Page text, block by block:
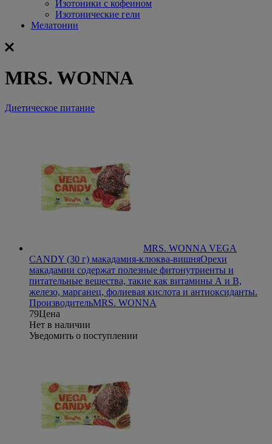
Изотоники с кофеином
Изотонические гели
Мелатонин
MRS. WONNA
Диетическое питание
MRS. WONNA VEGA
CANDY (30 г) макадамия-клюква-вишняОрехи
макадамии содержат полезные фитонутриенты и
питательные вещества, такие как витамины А и В,
железо, марганец, фолиевая кислота и антиоксиданты.
ПроизводительMRS. WONNA
79Цена
Нет в наличии
Уведомить о поступлении